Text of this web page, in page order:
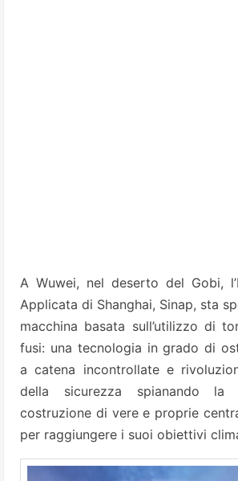
A Wuwei, nel deserto del Gobi,
Applicata di Shanghai, Sinap, sta
macchina basata sull’utilizzo di
fusi: una tecnologia in grado di
a catena incontrollate e
della sicurezza spianando
costruzione di vere e proprie
per raggiungere i suoi obiettivi